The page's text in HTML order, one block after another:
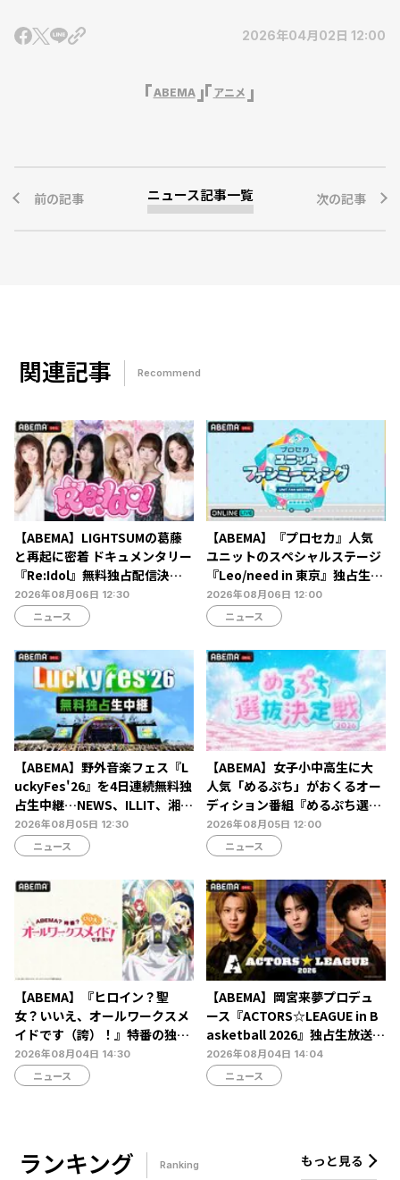
2026年04月02日 12:00
ABEMA アニメ
前の記事 ニュース記事一覧 次の記事
関連記事 Recommend
【ABEMA】LIGHTSUMの葛藤
と再起に密着 ドキュメンタリー
『Re:Idol』無料独占配信決
定…デビュー6年目の壁と2年間
の空白期に迫る
2026年08月06日 12:30
ニュース
【ABEMA】『プロセカ』人気
ユニットのスペシャルステージ
『Leo/need in 東京』独占生放
送決定…ショートライブや生ア
フレコも
2026年08月06日 12:00
ニュース
【ABEMA】野外音楽フェス『L
uckyFes'26』を4日連続無料独
占生中継…NEWS、ILLIT、湘南
乃風ら60組以上が集結
2026年08月05日 12:30
ニュース
【ABEMA】女子小中高生に大
人気「めるぷち」がおくるオー
ディション番組『めるぷち選抜
決定戦2026』の生配信が決定
2026年08月05日 12:00
ニュース
【ABEMA】『ヒロイン？聖
女？いいえ、オールワークスメ
イドです（誇）！』特番の独占
無料生放送決定…宮本侑芽、大
久保瑠美、小野友樹らが出演
2026年08月04日 14:30
ニュース
【ABEMA】岡宮来夢プロデュ
ース『ACTORS☆LEAGUE in B
asketball 2026』独占生放送決
定…北村諒、糸川耀士郎、長妻
怜央らが出演
2026年08月04日 14:04
ニュース
ランキング Ranking もっと見る